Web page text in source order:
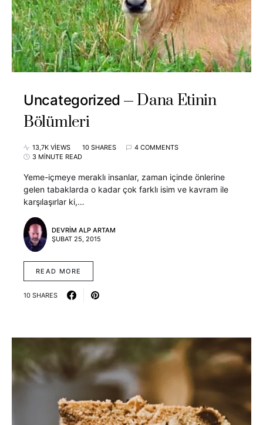
Uncategorized
Dana Etinin
Bölümleri
13,7K VIEWS 10 SHARES
4 COMMENTS
3 MINUTE READ
Yeme-içmeye meraklı insanlar, zaman içinde önlerine
gelen tabaklarda o kadar çok farklı isim ve kavram ile
karşılaşırlar ki,…
DEVRIM ALP ARTAM
ŞUBAT 25, 2015
READ MORE
10 SHARES